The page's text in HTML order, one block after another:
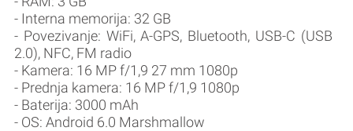
- Interna memorija: 32 GB
- Povezivanje: WiFi, A-GPS, Bluetooth, USB-C (USB
2.0), NFC, FM radio
- Kamera: 16 MP f/1,9 27 mm 1080p
- Prednja kamera: 16 MP f/1,9 1080p
- Baterija: 3000 mAh
- OS: Android 6.0 Marshmallow